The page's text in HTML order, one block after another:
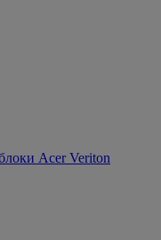
Acer Veriton